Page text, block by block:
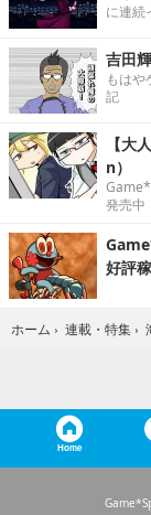
に連続
吉田
もはや
記
【
n）
発売中
好評
ホーム › 連載・特集 ›
Home